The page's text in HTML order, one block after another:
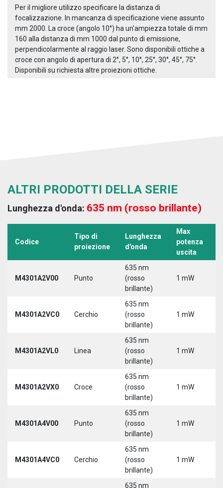
Per il migliore utilizzo specificare la distanza di
focalizzazione. In mancanza di specificazione viene assunto
mm 2000. La croce (angolo 10°) ha un'ampiezza totale di mm
160 alla distanza di mm 1000 dal punto di emissione,
perpendicolarmente al raggio laser. Sono disponibili ottiche a
croce con angolo di apertura di 2°, 5°, 10°, 25°, 30°, 45°, 75°.
Disponibili su richiesta altre proiezioni ottiche.
ALTRI PRODOTTI DELLA SERIE
Lunghezza d'onda: 635 nm (rosso brillante)
Codice
Tipo di
proiezione
Lunghezza
d'onda
Max
potenza
uscita
M4301A2V00 Punto
635 nm
(rosso
brillante)
1 mW
M4301A2VC0 Cerchio
635 nm
(rosso
brillante)
1 mW
M4301A2VL0 Linea
635 nm
(rosso
brillante)
1 mW
M4301A2VX0 Croce
635 nm
(rosso
brillante)
1 mW
M4301A4V00 Punto
635 nm
(rosso
brillante)
1 mW
M4301A4VC0 Cerchio
635 nm
(rosso
brillante)
1 mW
635 nm